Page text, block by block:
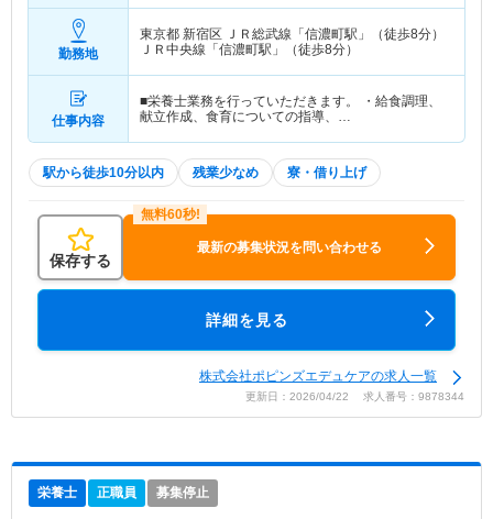
勤務地
東京都 新宿区 ＪＲ総武線「信濃町駅」（徒歩8分）
ＪＲ中央線「信濃町駅」（徒歩8分）
仕事内容
■栄養士業務を行っていただきます。 ・給食調理、
献立作成、食育についての指導、…
駅から徒歩10分以内 残業少なめ 寮・借り上げ
保存する
最新の募集状況を問い合わせる
詳細を見る
株式会社ポピンズエデュケアの求人一覧
更新日：2026/04/22 求人番号：9878344
栄養士 正職員 募集停止